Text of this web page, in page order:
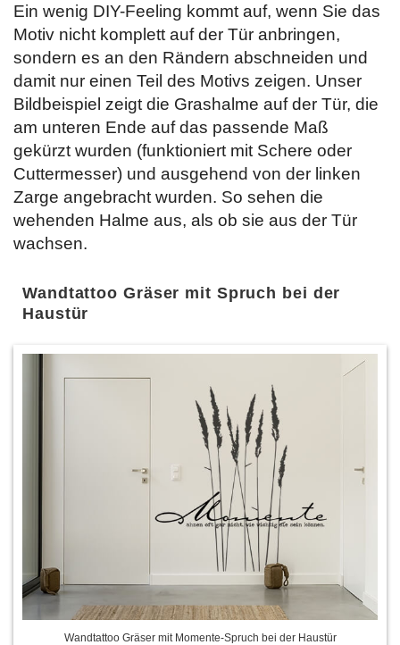
Ein wenig DIY-Feeling kommt auf, wenn Sie das
Motiv nicht komplett auf der Tür anbringen,
sondern es an den Rändern abschneiden und
damit nur einen Teil des Motivs zeigen. Unser
Bildbeispiel zeigt die Grashalme auf der Tür, die
am unteren Ende auf das passende Maß
gekürzt wurden (funktioniert mit Schere oder
Cuttermesser) und ausgehend von der linken
Zarge angebracht wurden. So sehen die
wehenden Halme aus, als ob sie aus der Tür
wachsen.
Wandtattoo Gräser mit Spruch bei der
Haustür
Wandtattoo Gräser mit Momente-Spruch bei der Haustür